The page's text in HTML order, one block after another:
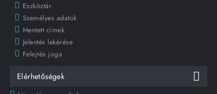
Eszköztár
Személyes adatok
Mentett címek
Jelentés lekérése
Felejtés joga
Elérhetőségek